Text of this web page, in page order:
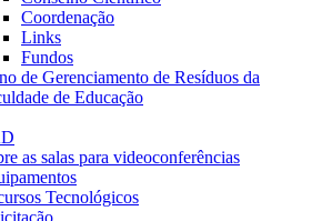
Coordenação
Links
Fundos
de Gerenciamento de Resíduos da
de Educação
as salas para videoconferências
Tecnológicos